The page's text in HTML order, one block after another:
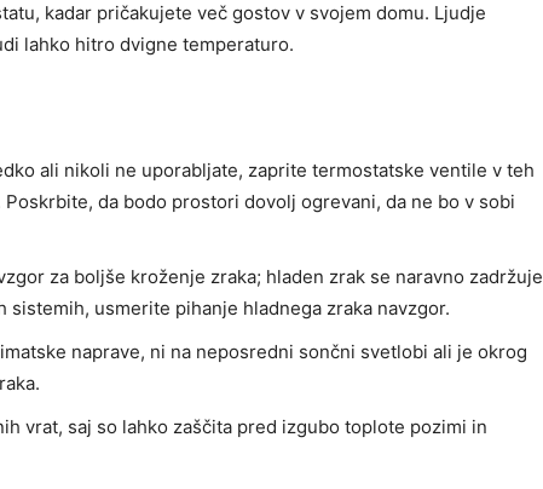
kadar pričakujete več gostov v svojem domu. Ljudje
lahko hitro dvigne temperaturo.
ali nikoli ne uporabljate, zaprite termostatske ventile v teh
da bodo prostori dovolj ogrevani, da ne bo v sobi
za boljše kroženje zraka; hladen zrak se naravno zadržuje
sistemih, usmerite pihanje hladnega zraka navzgor.
naprave, ni na neposredni sončni svetlobi ali je okrog
vrat, saj so lahko zaščita pred izgubo toplote pozimi in